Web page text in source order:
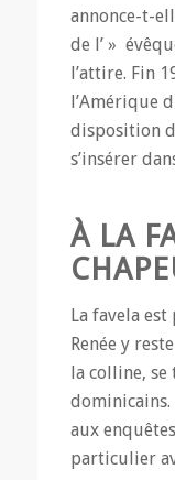
annonce-t-
de l’ »
l’attire. Fin
l’Amérique
disposition
s’insérer
À LA
La favela
Renée y
la colline, se
aux
particulier